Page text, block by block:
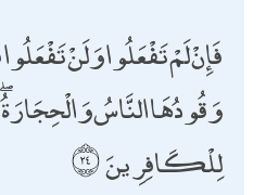
فَإِنْ لَمْ تَفْعَلُوا وَلَنْ
وَقُودُهَا النَّاسُ
لِلْكَافِرِينَ